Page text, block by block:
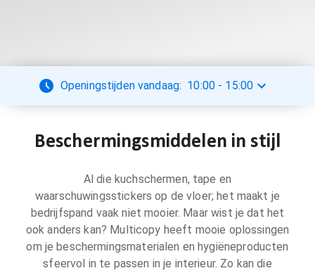
Openingstijden vandaag: 10:00 - 15:00
Beschermingsmiddelen in stijl
Al die kuchschermen, tape en
waarschuwingsstickers op de vloer; het maakt je
bedrijfspand vaak niet mooier. Maar wist je dat het
ook anders kan? Multicopy heeft mooie oplossingen
om je beschermingsmaterialen en hygiëneproducten
sfeervol in te passen in je interieur. Zo kan die